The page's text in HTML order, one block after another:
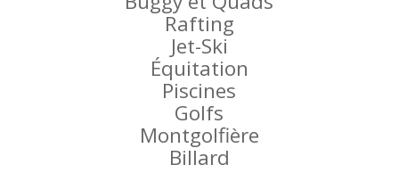
Rafting
Jet-Ski
Équitation
Piscines
Golfs
Montgolfière
Billard